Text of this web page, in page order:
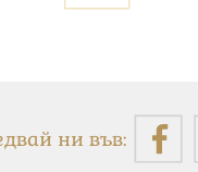
ни във: